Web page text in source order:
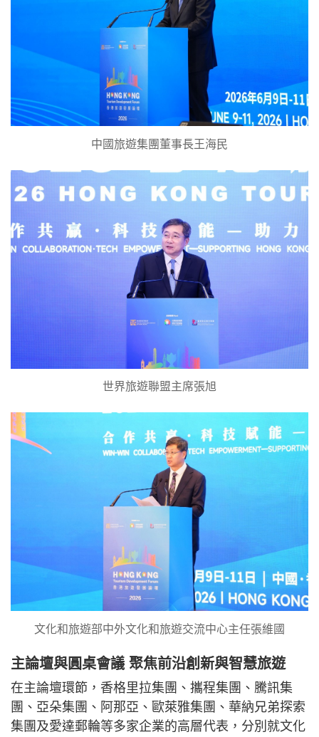
中國旅遊集團董事長王海民
世界旅遊聯盟主席張旭
文化和旅遊部中外文化和旅遊交流中心主任張維國
主論壇與圓桌會議 聚焦前沿創新與智慧旅遊
在主論壇環節，香格里拉集團、攜程集團、騰訊集
團、亞朵集團、阿那亞、歐萊雅集團、華納兄弟探索
集團及愛達郵輪等多家企業的高層代表，分別就文化